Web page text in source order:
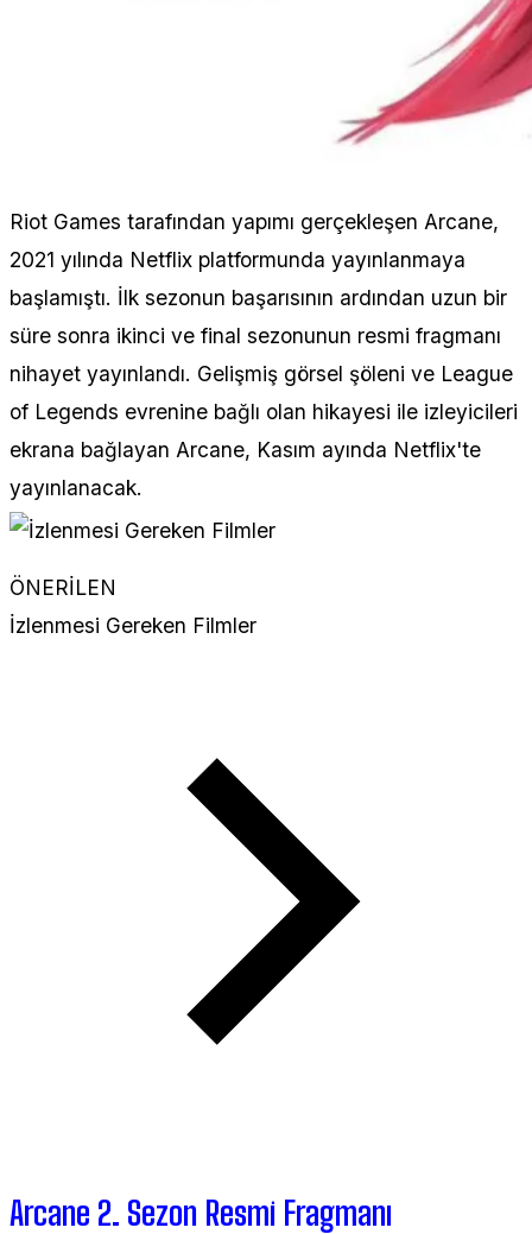
Riot Games tarafından yapımı gerçekleşen Arcane,
2021 yılında Netflix platformunda yayınlanmaya
başlamıştı. İlk sezonun başarısının ardından uzun bir
süre sonra ikinci ve final sezonunun resmi fragmanı
nihayet yayınlandı. Gelişmiş görsel şöleni ve League
of Legends evrenine bağlı olan hikayesi ile izleyicileri
ekrana bağlayan Arcane, Kasım ayında Netflix'te
yayınlanacak.
ÖNERİLEN
İzlenmesi Gereken Filmler
Arcane 2. Sezon Resmi Fragmanı